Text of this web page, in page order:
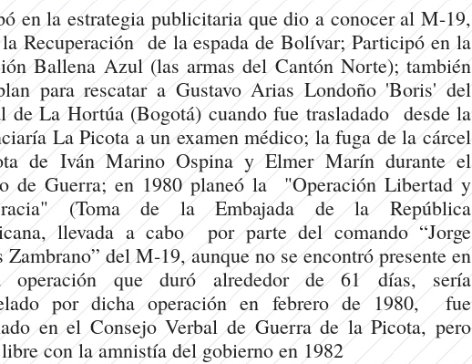
en la estrategia publicitaria que dio a conocer al M-19,
Recuperación de la espada de Bolívar; Participó en la
Ballena Azul (las armas del Cantón Norte); también
para rescatar a Gustavo Arias Londoño 'Boris' del
de La Hortúa (Bogotá) cuando fue trasladado desde la
La Picota a un examen médico; la fuga de la cárcel
de Iván Marino Ospina y Elmer Marín durante el
de Guerra; en 1980 planeó la "Operación Libertad y
(Toma de la Embajada de la República
llevada a cabo por parte del comando “Jorge
Zambrano” del M-19, aunque no se encontró presente en
operación que duró alrededor de 61 días, sería
por dicha operación en febrero de 1980, fue
en el Consejo Verbal de Guerra de la Picota, pero
con la amnistía del gobierno en 1982